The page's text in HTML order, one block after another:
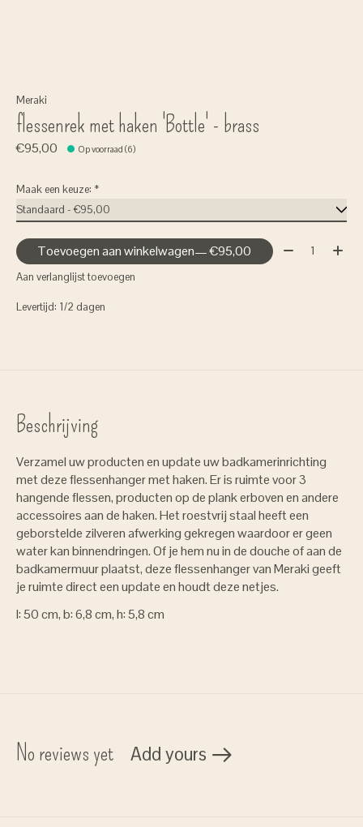
Meraki
flessenrek met haken 'Bottle' - brass
€95,00 Op voorraad (6)
Maak een keuze: *
Toevoegen aan winkelwagen — €95,00 Aantal:
Aan verlanglijst toevoegen
Levertijd: 1/2 dagen
Beschrijving
Verzamel uw producten en update uw badkamerinrichting
met deze flessenhanger met haken. Er is ruimte voor 3
hangende flessen, producten op de plank erboven en andere
accessoires aan de haken. Het roestvrij staal heeft een
geborstelde zilveren afwerking gekregen waardoor er geen
water kan binnendringen. Of je hem nu in de douche of aan de
badkamermuur plaatst, deze flessenhanger van Meraki geeft
je ruimte direct een update en houdt deze netjes.
l: 50 cm, b: 6,8 cm, h: 5,8 cm
No reviews yet Add yours